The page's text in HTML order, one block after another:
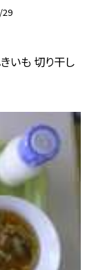
いも 切り干し